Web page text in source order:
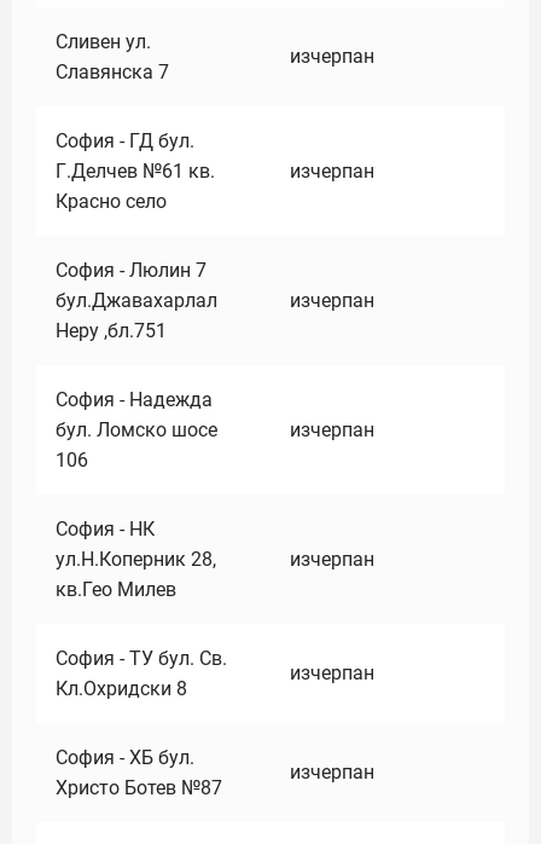
Сливен ул.
Славянска 7
изчерпан
София - ГД бул.
Г.Делчев №61 кв.
Красно село
изчерпан
София - Люлин 7
бул.Джавахарлал
Неру ,бл.751
изчерпан
София - Надежда
бул. Ломско шосе
106
изчерпан
София - НК
ул.Н.Коперник 28,
кв.Гео Милев
изчерпан
София - ТУ бул. Св.
Кл.Охридски 8
изчерпан
София - ХБ бул.
Христо Ботев №87
изчерпан